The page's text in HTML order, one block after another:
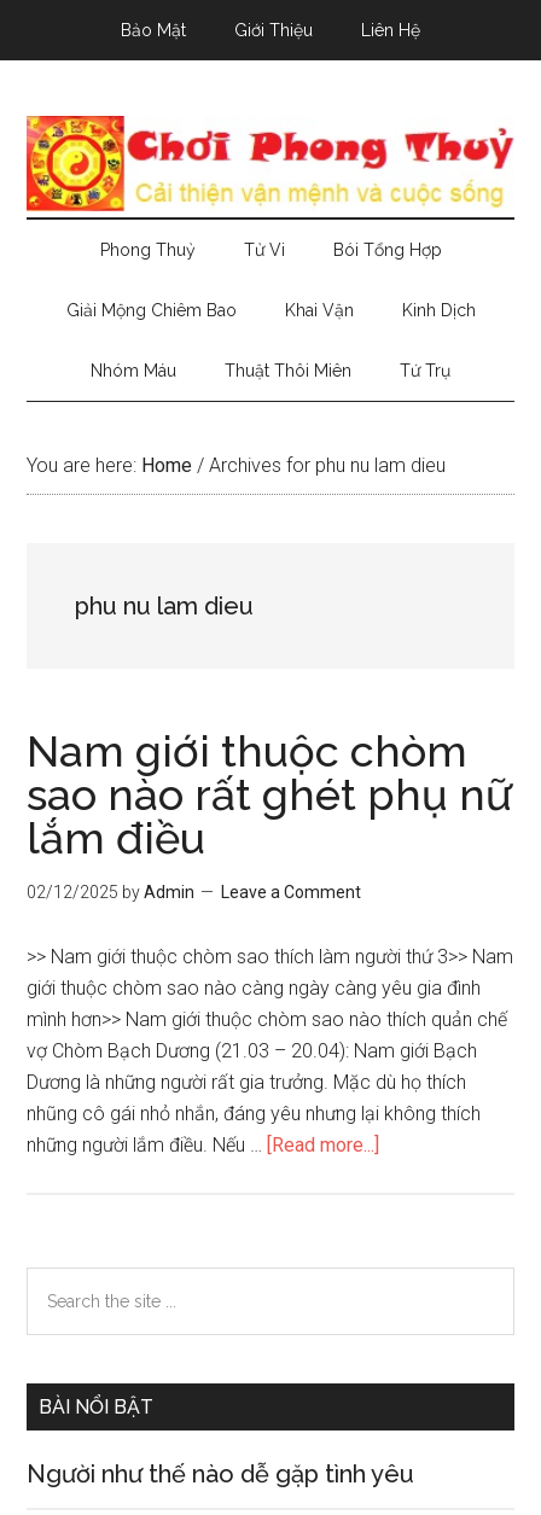
Bảo Mật Giới Thiệu Liên Hệ
Phong Thuỷ Tử Vi Bói Tổng Hợp
Giải Mộng Chiêm Bao Khai Vận Kinh Dịch
Nhóm Máu Thuật Thôi Miên Tứ Trụ
You are here: Home / Archives for phu nu lam dieu
phu nu lam dieu
Nam giới thuộc chòm
sao nào rất ghét phụ nữ
lắm điều
02/12/2025 byAdmin Leave a Comment
>> Nam giới thuộc chòm sao thích làm người thứ 3>> Nam
giới thuộc chòm sao nào càng ngày càng yêu gia đình
mình hơn>> Nam giới thuộc chòm sao nào thích quản chế
vợ Chòm Bạch Dương (21.03 – 20.04): Nam giới Bạch
Dương là những người rất gia trưởng. Mặc dù họ thích
nhũng cô gái nhỏ nhắn, đáng yêu nhưng lại không thích
những người lắm điều. Nếu … [Read more...]
chòm
nào
phụ
lắm
Primary
Sidebar
the
BÀI NỔI BẬT
Người như thế nào dễ gặp tình yêu